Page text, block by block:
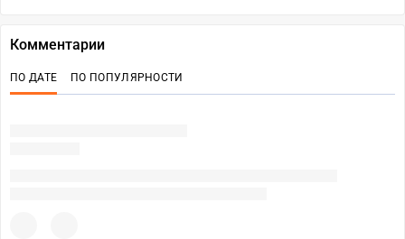
Комментарии
ПО ДАТЕ ПО ПОПУЛЯРНОСТИ